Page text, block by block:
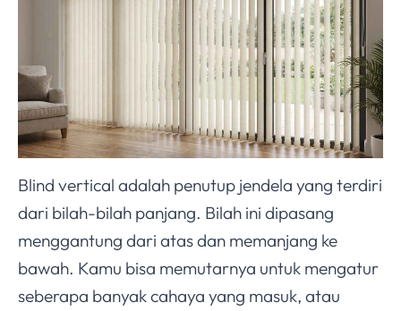
Blind vertical adalah penutup jendela yang terdiri
dari bilah-bilah panjang. Bilah ini dipasang
menggantung dari atas dan memanjang ke
bawah. Kamu bisa memutarnya untuk mengatur
seberapa banyak cahaya yang masuk, atau